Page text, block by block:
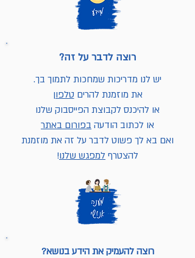
רוצה לדבר על זה?
יש לנו מדריכות שמחכות לתמוך בך.
את מוזמנת להרים טלפון
או להיכנס לקבוצת הפייסבוק שלנו
או לכתוב הודעה בפורום באתר
ואם בא לך פשוט לדבר על זה את מוזמנת
להצטרף למפגש שלנו!
רוצה להעמיק את הידע בנושא?